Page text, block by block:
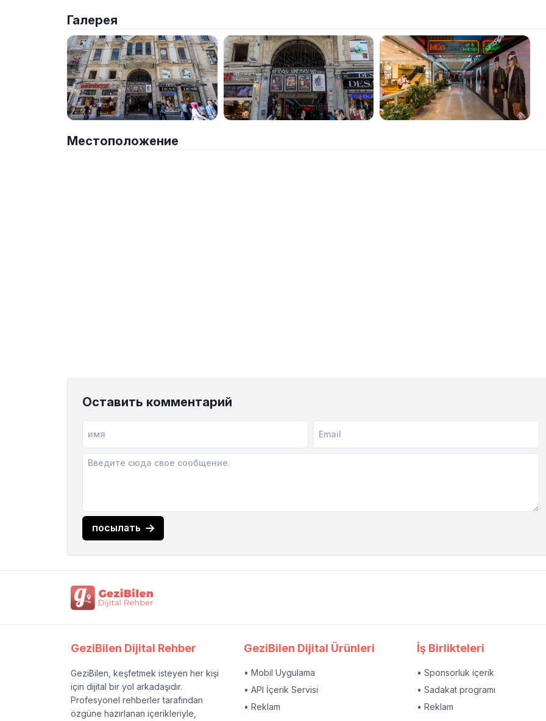
Галерея
Местоположение
Оставить комментарий
посылать
GeziBilen Dijital Rehber
GeziBilen, keşfetmek isteyen her kişi
için dijital bir yol arkadaşıdır.
Profesyonel rehberler tarafından
özgüne hazırlanan içerikleriyle,
GeziBilen Dijital Ürünleri
• Mobil Uygulama
• API İçerik Servisi
• Reklam
İş Birlikteleri
• Sponsorluk içerik
• Sadakat programı
• Reklam